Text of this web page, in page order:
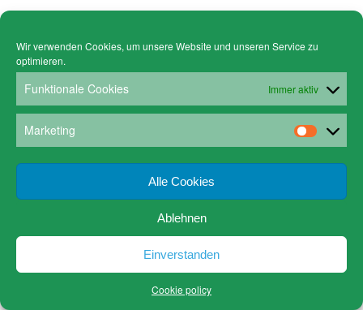
Wir verwenden Cookies, um unsere Website und unseren Service zu
optimieren.
Funktionale Cookies Immer aktiv
Marketing
Alle Cookies
Ablehnen
Einverstanden
Cookie policy
© Copyright - Gruen Stickgalerie -
Cookie policy (EU) Datenschutz
www.gruen-kunstrahmungen.com Impressum / Kontakt
Email Versandkosten